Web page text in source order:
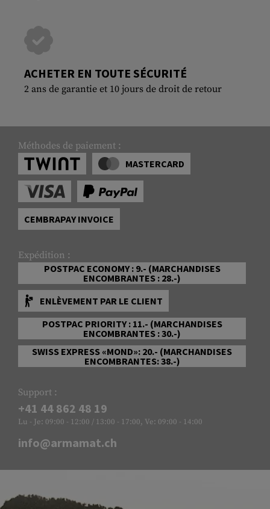
ACHETER EN TOUTE SÉCURITÉ
2 ans de garantie et 10 jours de droit de retour
Méthodes de paiement :
MASTERCARD
CEMBRAPAY INVOICE
Expédition :
POSTPAC ECONOMY : 9.- (MARCHANDISES
ENCOMBRANTES : 28.-)
ENLÈVEMENT PAR LE CLIENT
POSTPAC PRIORITY : 11.- (MARCHANDISES
ENCOMBRANTES : 30.-)
SWISS EXPRESS «MOND»: 20.- (MARCHANDISES
ENCOMBRANTES: 38.-)
Support :
+41 44 862 48 19
Lu - Je: 09:00 - 12:00 / 13:00 - 17:00, Ve: 09:00 - 14:00
info@armamat.ch